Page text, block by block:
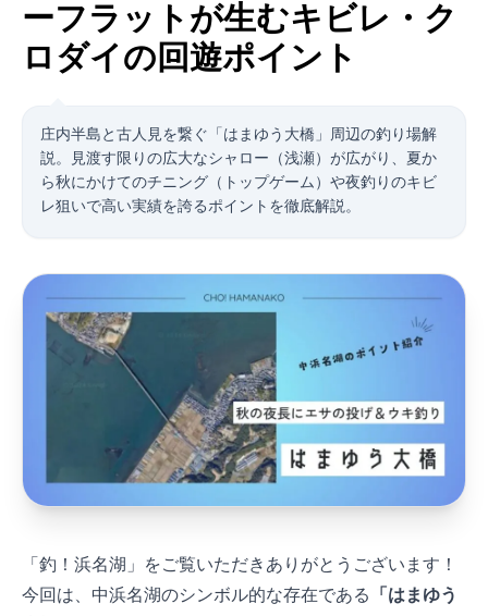
ーフラットが生むキビレ・ク
ロダイの回遊ポイント
庄内半島と古人見を繋ぐ「はまゆう大橋」周辺の釣り場解
説。見渡す限りの広大なシャロー（浅瀬）が広がり、夏か
ら秋にかけてのチニング（トップゲーム）や夜釣りのキビ
レ狙いで高い実績を誇るポイントを徹底解説。
「釣！浜名湖」をご覧いただきありがとうございます！
今回は、中浜名湖のシンボル的な存在である
「はまゆう